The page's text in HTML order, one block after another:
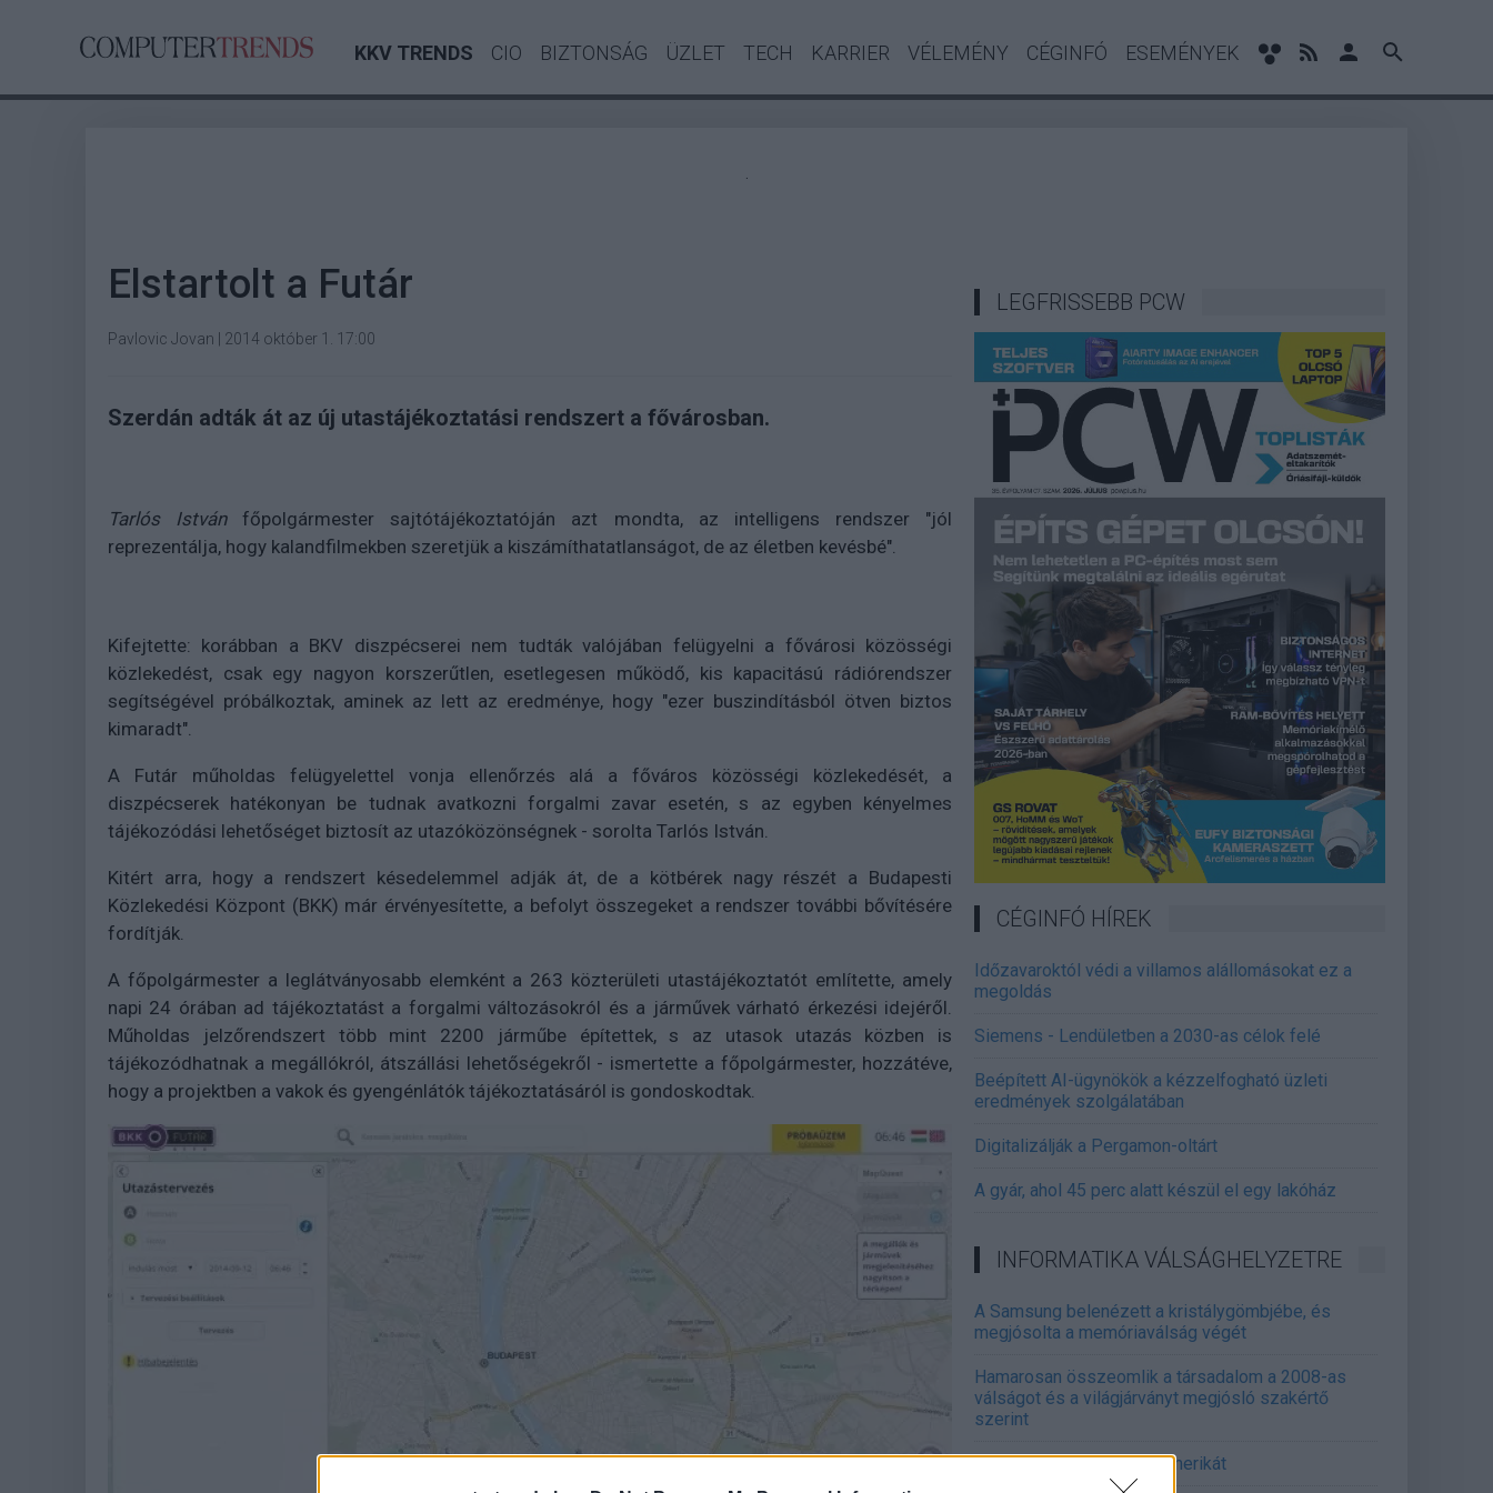
KKV TRENDS CIO BIZTONSÁG ÜZLET TECH KARRIER VÉLEMÉNY CÉGINFÓ ESEMÉNYEK
Elstartolt a Futár
Pavlovic Jovan 2014 október 1. 17:00
Szerdán adták át az új utastájékoztatási rendszert a fővárosban.
Tarlós Istvánfőpolgármester sajtótájékoztatóján azt mondta, az intelligens rendszer "jól
reprezentálja, hogy kalandfilmekben szeretjük a kiszámíthatatlanságot, de az életben kevésbé".
Kifejtette: korábban a BKV diszpécserei nem tudták valójában felügyelni a fővárosi közösségi
közlekedést, csak egy nagyon korszerűtlen, esetlegesen működő, kis kapacitású rádiórendszer
segítségével próbálkoztak, aminek az lett az eredménye, hogy "ezer buszindításból ötven biztos
kimaradt".
A Futár műholdas felügyelettel vonja ellenőrzés alá a főváros közösségi közlekedését, a
diszpécserek hatékonyan be tudnak avatkozni forgalmi zavar esetén, s az egyben kényelmes
tájékozódási lehetőséget biztosít az utazóközönségnek - sorolta Tarlós István.
Kitért arra, hogy a rendszert késedelemmel adják át, de a kötbérek nagy részét a Budapesti
Közlekedési Központ (BKK) már érvényesítette, a befolyt összegeket a rendszer további bővítésére
fordítják.
A főpolgármester a leglátványosabb elemként a 263 közterületi utastájékoztatót említette, amely
napi 24 órában ad tájékoztatást a forgalmi változásokról és a járművek várható érkezési idejéről.
Műholdas jelzőrendszert több mint 2200 járműbe építettek, s az utasok utazás közben is
tájékozódhatnak a megállókról, átszállási lehetőségekről - ismertette a főpolgármester, hozzátéve,
hogy a projektben a vakok és gyengénlátók tájékoztatásáról is gondoskodtak.
LEGFRISSEBB PCW
CÉGINFÓ HÍREK
Időzavaroktól védi a villamos alállomásokat ez a
megoldás
Siemens - Lendületben a 2030-as célok felé
Beépített AI-ügynökök a kézzelfogható üzleti
eredmények szolgálatában
Digitalizálják a Pergamon-oltárt
A gyár, ahol 45 perc alatt készül el egy lakóház
INFORMATIKA VÁLSÁGHELYZETRE
A Samsung belenézett a kristálygömbjébe, és
megjósolta a memóriaválság végét
Hamarosan összeomlik a társadalom a 2008-as
válságot és a világjárványt megjósló szakértő
szerint
Irán mémekkel támadja Amerikát